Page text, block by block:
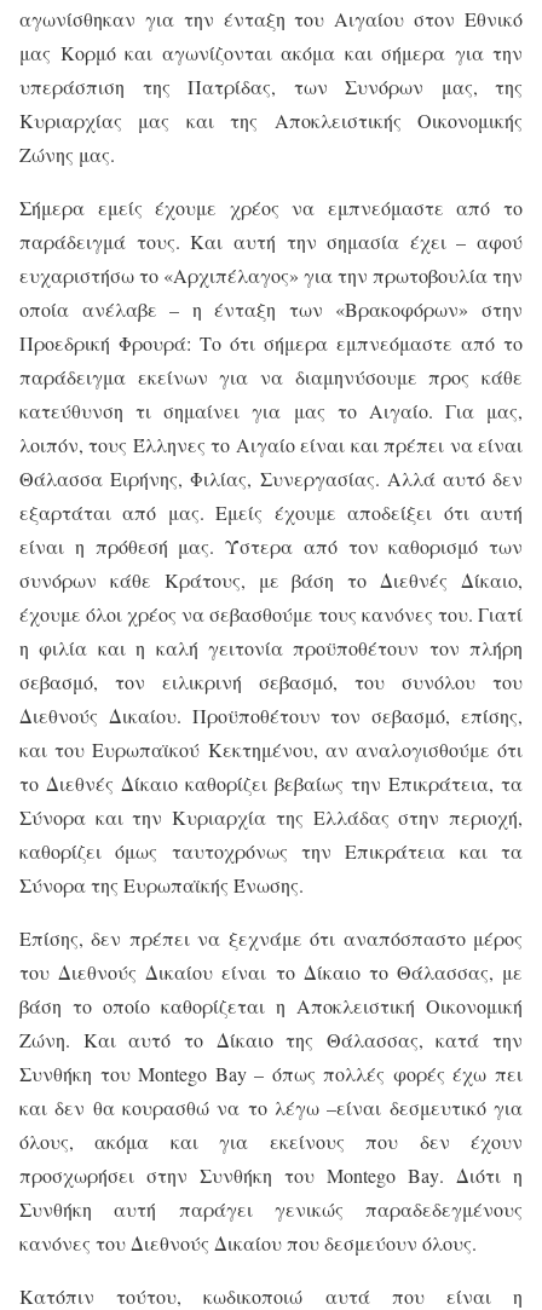
αγωνίσθηκαν για την ένταξη του Αιγαίου στον Εθνικό
μας Κορμό και αγωνίζονται ακόμα και σήμερα για την
υπεράσπιση της Πατρίδας, των Συνόρων μας, της
Κυριαρχίας μας και της Αποκλειστικής Οικονομικής
Ζώνης μας.
Σήμερα εμείς έχουμε χρέος να εμπνεόμαστε από το
παράδειγμά τους. Και αυτή την σημασία έχει – αφού
ευχαριστήσω το «Αρχιπέλαγος» για την πρωτοβουλία την
οποία ανέλαβε – η ένταξη των «Βρακοφόρων» στην
Προεδρική Φρουρά: Το ότι σήμερα εμπνεόμαστε από το
παράδειγμα εκείνων για να διαμηνύσουμε προς κάθε
κατεύθυνση τι σημαίνει για μας το Αιγαίο. Για μας,
λοιπόν, τους Έλληνες το Αιγαίο είναι και πρέπει να είναι
Θάλασσα Ειρήνης, Φιλίας, Συνεργασίας. Αλλά αυτό δεν
εξαρτάται από μας. Εμείς έχουμε αποδείξει ότι αυτή
είναι η πρόθεσή μας. Ύστερα από τον καθορισμό των
συνόρων κάθε Κράτους, με βάση το Διεθνές Δίκαιο,
έχουμε όλοι χρέος να σεβασθούμε τους κανόνες του. Γιατί
η φιλία και η καλή γειτονία προϋποθέτουν τον πλήρη
σεβασμό, τον ειλικρινή σεβασμό, του συνόλου του
Διεθνούς Δικαίου. Προϋποθέτουν τον σεβασμό, επίσης,
και του Ευρωπαϊκού Κεκτημένου, αν αναλογισθούμε ότι
το Διεθνές Δίκαιο καθορίζει βεβαίως την Επικράτεια, τα
Σύνορα και την Κυριαρχία της Ελλάδας στην περιοχή,
καθορίζει όμως ταυτοχρόνως την Επικράτεια και τα
Σύνορα της Ευρωπαϊκής Ένωσης.
Επίσης, δεν πρέπει να ξεχνάμε ότι αναπόσπαστο μέρος
του Διεθνούς Δικαίου είναι το Δίκαιο το Θάλασσας, με
βάση το οποίο καθορίζεται η Αποκλειστική Οικονομική
Ζώνη. Και αυτό το Δίκαιο της Θάλασσας, κατά την
Συνθήκη τουMontego Bay– όπως πολλές φορές έχω πει
και δεν θα κουρασθώ να το λέγω –είναι δεσμευτικό για
όλους, ακόμα και για εκείνους που δεν έχουν
προσχωρήσει στην Συνθήκη του Montego Bay. Διότι η
Συνθήκη αυτή παράγει γενικώς παραδεδεγμένους
κανόνες του Διεθνούς Δικαίου που δεσμεύουν όλους.
Κατόπιν τούτου, κωδικοποιώ αυτά που είναι η